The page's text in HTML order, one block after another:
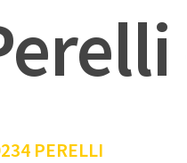
PERELLI